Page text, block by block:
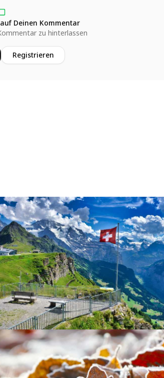
Deinen Kommentar
zu hinterlassen
Registrieren